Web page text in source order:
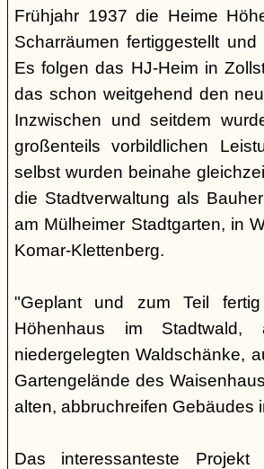
Frühjahr 1937 die Heime
Scharräumen fertiggestellt
Es folgen das HJ-Heim in
das schon weitgehend den
Inzwischen und seitdem
großenteils vorbildlichen
selbst wurden beinahe
die Stadtverwaltung als
am Mülheimer Stadtgarten, in
Komar-Klettenberg.
"Geplant und zum Teil
Höhenhaus im
niedergelegten Waldschänke,
Gartengelände des
alten, abbruchreifen Gebäudes
Das interessanteste